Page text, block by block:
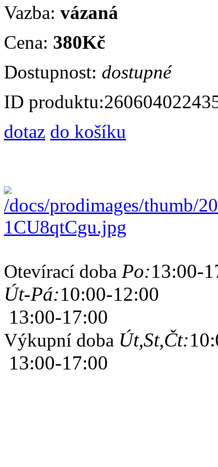
Vazba: vázaná
Cena: 380Kč
Dostupnost: dostupné
ID produktu:
dotaz do košíku
Otevírací doba Po:13:00-
Út-Pá:10:00-12:00
13:00-17:00
Výkupní doba Út,St,Čt:
13:00-17:00